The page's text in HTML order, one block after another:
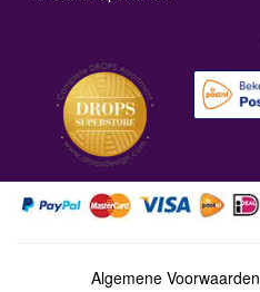
Algemene Voorwaarden